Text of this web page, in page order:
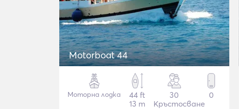
Motorboat 44
Моторна лодка
44 ft
13 m
30
Кръстосване
0